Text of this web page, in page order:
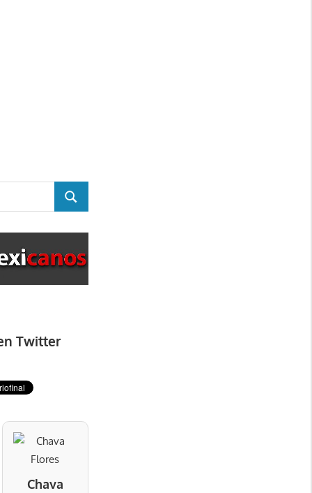
BUSCAR
Twitter
Chava